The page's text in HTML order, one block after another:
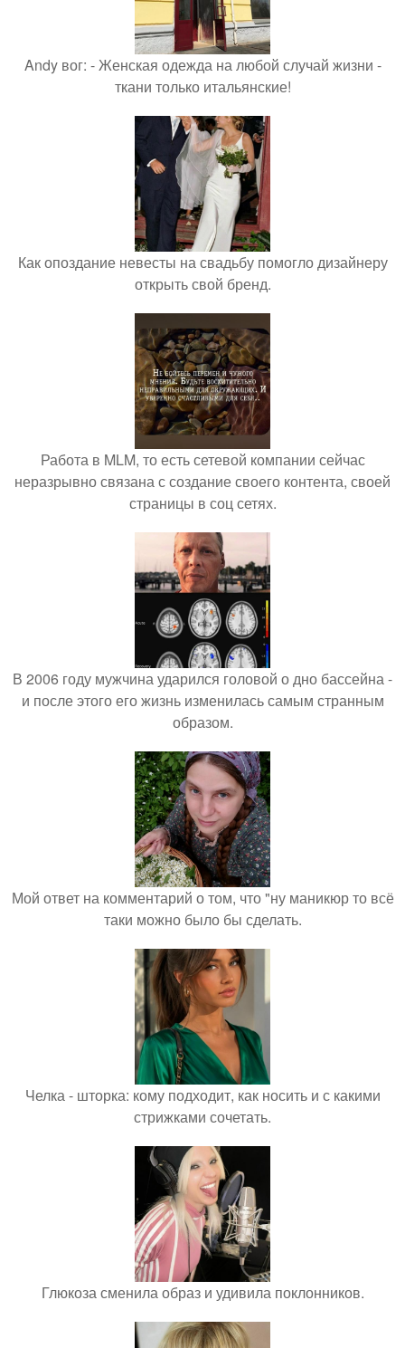
Andy вог: - Женская одежда на любой случай жизни -
ткани только итальянские!
Как опоздание невесты на свадьбу помогло дизайнеру
открыть свой бренд.
Работа в MLM, то есть сетевой компании сейчас
неразрывно связана с создание своего контента, своей
страницы в соц сетях.
В 2006 году мужчина ударился головой о дно бассейна -
и после этого его жизнь изменилась самым странным
образом.
Мой ответ на комментарий о том, что "ну маникюр то всё
таки можно было бы сделать.
Челка - шторка: кому подходит, как носить и с какими
стрижками сочетать.
Глюкоза сменила образ и удивила поклонников.